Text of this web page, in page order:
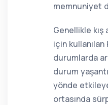
memnuniyet
Genellikle kış
için kullanılan
durumlarda
durum
yönde
ortasında